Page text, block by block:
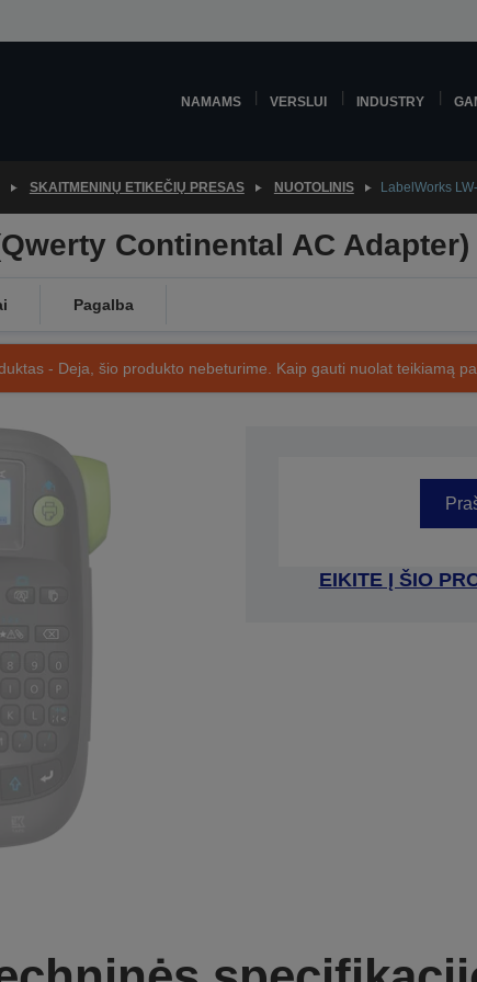
NAMAMS VERSLUI INDUSTRY
SKAITMENINŲ ETIKEČIŲ PRESAS NUOTOLINIS LabelWorks
Continental AC Adapter)
Pagalba
- Deja, šio produkto nebeturime. Kaip gauti nuolat teikiamą
EIKITE Į ŠIO